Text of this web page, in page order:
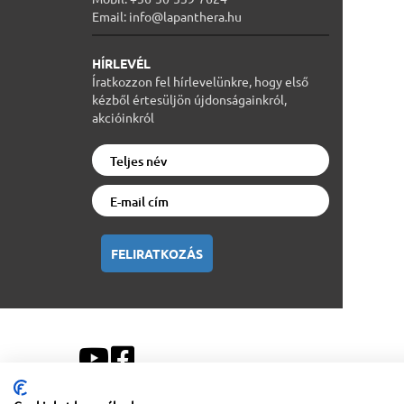
Email: info@lapanthera.hu
HÍRLEVÉL
Íratkozzon fel hírlevelünkre, hogy első
kézből értesüljön újdonságainkról,
akcióinkról
FELIRATKOZÁS